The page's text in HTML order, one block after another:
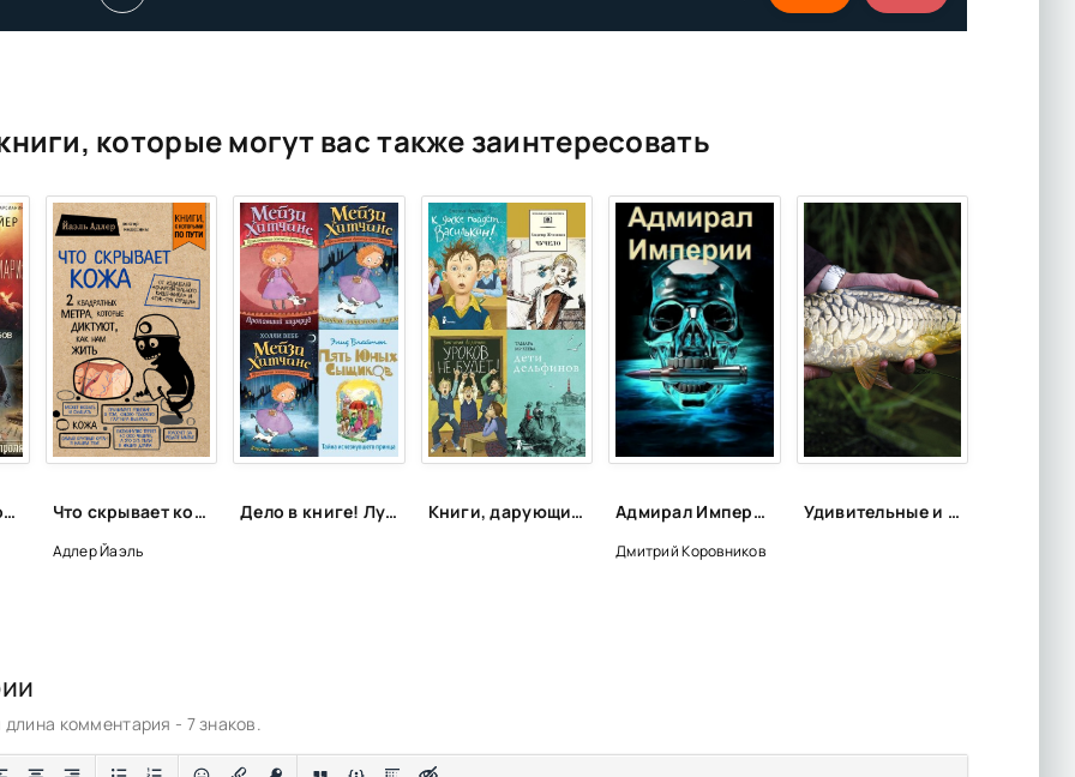
которые могут вас также заинтересовать
Лучшее о космосе и других планетах Что скрывает кожа. 2 квадратных метра, которые диктуют, как нам жить - Йаэль Адлер
Адлер Йаэль
Дело в книге! Лучшие детективы для детей и подростков Книги, дарующие радость Адмирал Империи-3 - Дмитрий Коровников (3)
Дмитрий Коровников
Удивительные и неожиданные функции чешуи рыбы
комментария - 7 знаков.